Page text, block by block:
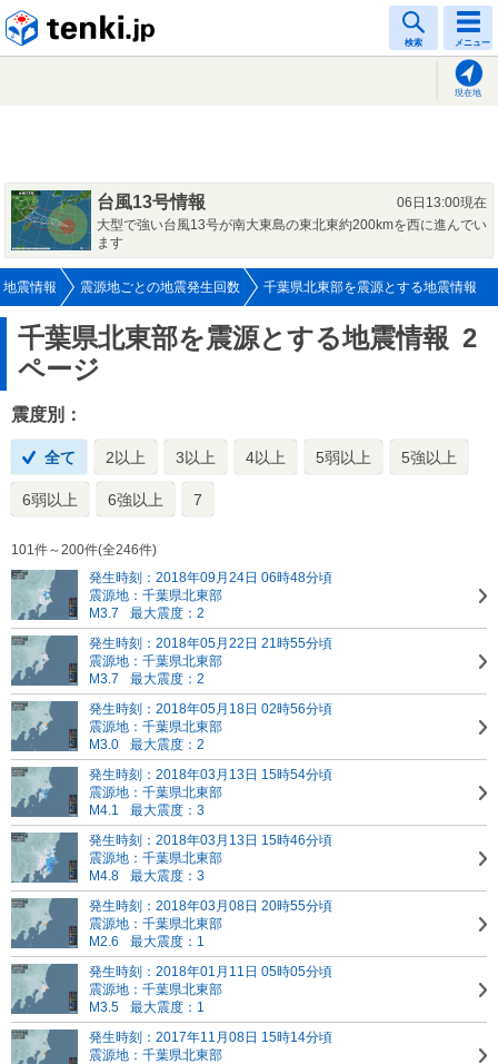
検索 メニュー
現在地
台風13号情報
06日13:00現在
大型で強い台風13号が南大東島の東北東約200kmを西に進んでい
ます
地震情報 震源地ごとの地震発生回数 千葉県北東部を震源とする地震情報
千葉県北東部を震源とする地震情報 2
ページ
震度別：
全て 2以上 3以上 4以上 5弱以上 5強以上
6弱以上 6強以上 7
101件～200件(全246件)
発生時刻：2018年09月24日 06時48分頃
震源地：千葉県北東部
M3.7
最大震度：2
発生時刻：2018年05月22日 21時55分頃
震源地：千葉県北東部
M3.7
最大震度：2
発生時刻：2018年05月18日 02時56分頃
震源地：千葉県北東部
M3.0
最大震度：2
発生時刻：2018年03月13日 15時54分頃
震源地：千葉県北東部
M4.1
最大震度：3
発生時刻：2018年03月13日 15時46分頃
震源地：千葉県北東部
M4.8
最大震度：3
発生時刻：2018年03月08日 20時55分頃
震源地：千葉県北東部
M2.6
最大震度：1
発生時刻：2018年01月11日 05時05分頃
震源地：千葉県北東部
M3.5
最大震度：1
発生時刻：2017年11月08日 15時14分頃
震源地：千葉県北東部